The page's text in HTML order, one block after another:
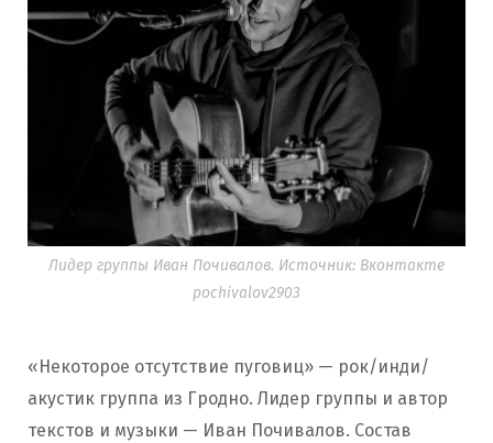
Лидер группы Иван Почивалов. Источник: Вконтакте
pochivalov2903
«Некоторое отсутствие пуговиц» — рок/инди/
акустик группа из Гродно. Лидер группы и автор
текстов и музыки — Иван Почивалов. Состав